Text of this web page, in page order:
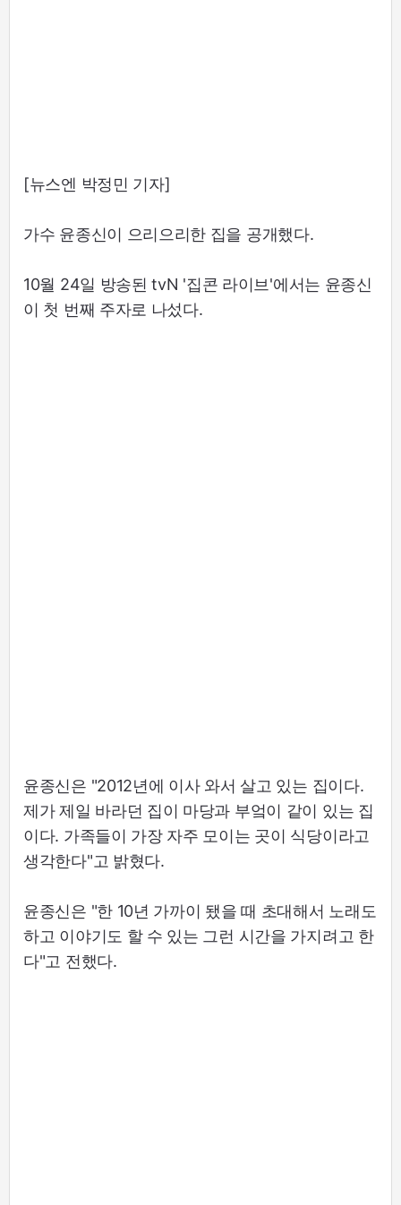
[뉴스엔 박정민 기자]
가수 윤종신이 으리으리한 집을 공개했다.
10월 24일 방송된 tvN '집콘 라이브'에서는 윤종신
이 첫 번째 주자로 나섰다.
윤종신은 "2012년에 이사 와서 살고 있는 집이다.
제가 제일 바라던 집이 마당과 부엌이 같이 있는 집
이다. 가족들이 가장 자주 모이는 곳이 식당이라고
생각한다"고 밝혔다.
윤종신은 "한 10년 가까이 됐을 때 초대해서 노래도
하고 이야기도 할 수 있는 그런 시간을 가지려고 한
다"고 전했다.